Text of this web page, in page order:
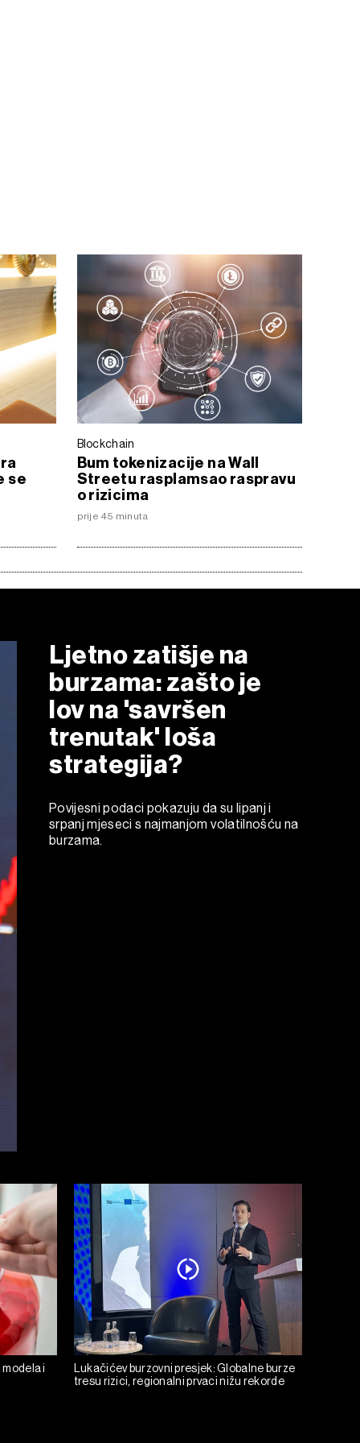
se
Blockchain
Bum tokenizacije na Wall
Streetu rasplamsao raspravu
o rizicima
prije 45 minuta
Ljetno zatišje na
burzama: zašto je
lov na 'savršen
trenutak' loša
strategija?
Povijesni podaci pokazuju da su lipanj i
srpanj mjeseci s najmanjom volatilnošću na
burzama.
i
Lukačićev burzovni presjek: Globalne burze
tresu rizici, regionalni prvaci nižu rekorde